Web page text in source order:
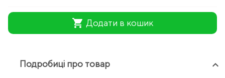
shopping_cart Додати в кошик
Подробиці про товар keyboard_arrow_up